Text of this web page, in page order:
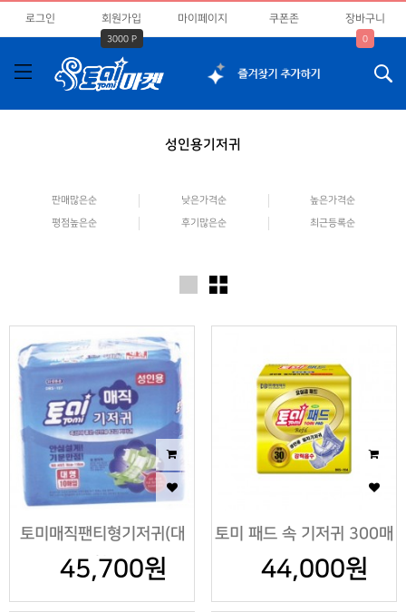
로그인 회원가입
3000 P
마이페이지 쿠폰존 장바구니
0
성인용기저귀
판매많은순 낮은가격순 높은가격순
평점높은순 후기많은순 최근등록순
토미매직팬티형기저귀(대
형)
45,700원
토미 패드 속 기저귀 300매
44,000원